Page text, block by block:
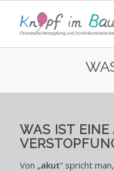
WAS IST EINE
Von „akut“ spricht